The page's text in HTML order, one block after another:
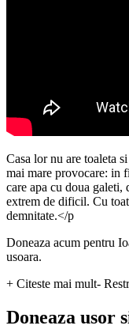
Casa lor nu are toaleta
mai mare provocare: in
care apa cu doua
extrem de dificil. Cu
demnitate.</p
Doneaza acum pentru
usoara.
+ Citeste mai mult-
Doneaza usor